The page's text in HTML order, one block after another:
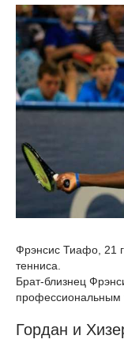
Фрэнсис Тиафо, 21
тенниса.
Брат-близнец
профессиональным
Гордан и